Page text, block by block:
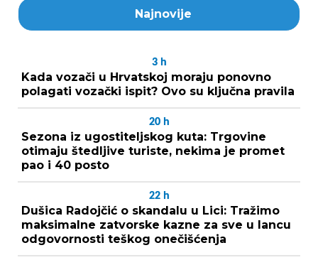
Najnovije
3 h
Kada vozači u Hrvatskoj moraju ponovno
polagati vozački ispit? Ovo su ključna pravila
20 h
Sezona iz ugostiteljskog kuta: Trgovine
otimaju štedljive turiste, nekima je promet
pao i 40 posto
22 h
Dušica Radojčić o skandalu u Lici: Tražimo
maksimalne zatvorske kazne za sve u lancu
odgovornosti teškog onečišćenja